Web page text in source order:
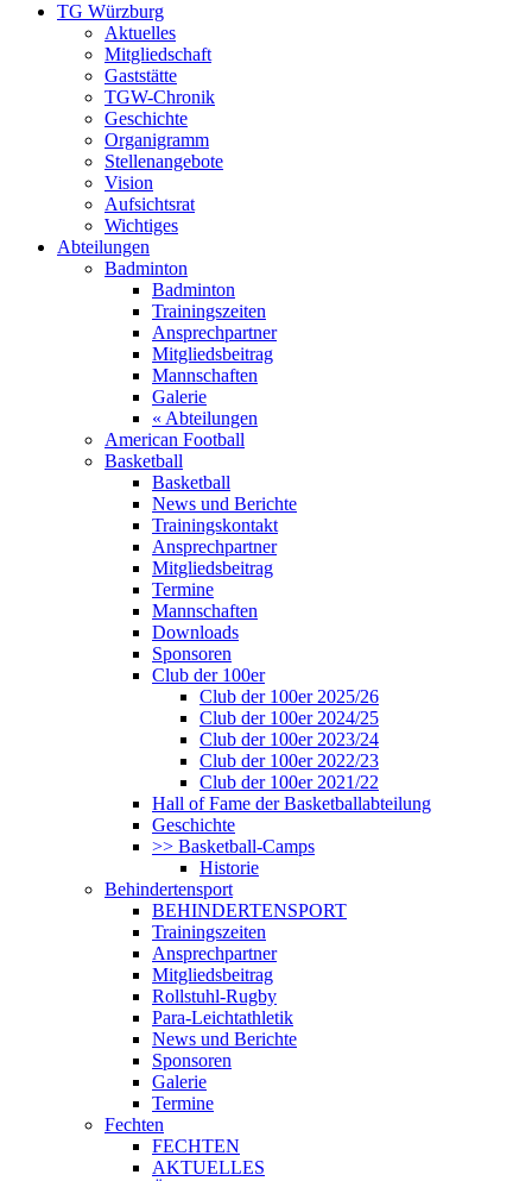
TG Würzburg
Aktuelles
Mitgliedschaft
Gaststätte
TGW-Chronik
Geschichte
Organigramm
Stellenangebote
Vision
Aufsichtsrat
Wichtiges
Abteilungen
Badminton
Badminton
Trainingszeiten
Ansprechpartner
Mitgliedsbeitrag
Mannschaften
Galerie
« Abteilungen
American Football
Basketball
Basketball
News und Berichte
Trainingskontakt
Ansprechpartner
Mitgliedsbeitrag
Termine
Mannschaften
Downloads
Sponsoren
Club der 100er
Club der 100er 2025/26
Club der 100er 2024/25
Club der 100er 2023/24
Club der 100er 2022/23
Club der 100er 2021/22
Hall of Fame der Basketballabteilung
Geschichte
>> Basketball-Camps
Historie
Behindertensport
BEHINDERTENSPORT
Trainingszeiten
Ansprechpartner
Mitgliedsbeitrag
Rollstuhl-Rugby
Para-Leichtathletik
News und Berichte
Sponsoren
Galerie
Termine
Fechten
FECHTEN
AKTUELLES